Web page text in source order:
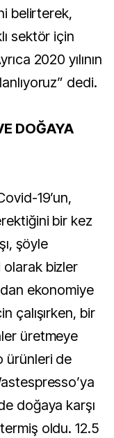
belirterek,
sektör için
2020 yılının
dedi.
DOĞAYA
19’un,
bir kez
şöyle
olarak bizler
ekonomiye
çalışırken, bir
üretmeye
ürünleri de
doğaya karşı
oldu. 12.5